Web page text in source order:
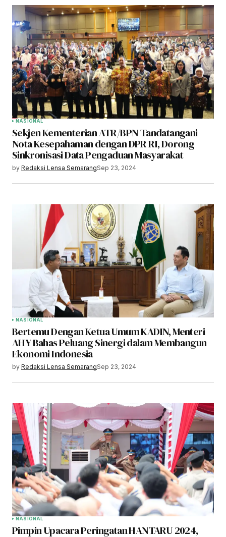
NASIONAL
Sekjen Kementerian ATR/BPN Tandatangani
Nota Kesepahaman dengan DPR RI, Dorong
Sinkronisasi Data Pengaduan Masyarakat
by Redaksi Lensa SemarangSep 23, 2024
NASIONAL
Bertemu Dengan Ketua Umum KADIN, Menteri
AHY Bahas Peluang Sinergi dalam Membangun
Ekonomi Indonesia
by Redaksi Lensa SemarangSep 23, 2024
NASIONAL
Pimpin Upacara Peringatan HANTARU 2024,